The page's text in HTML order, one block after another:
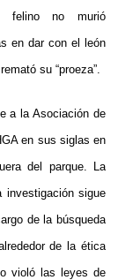
felino no murió
en dar con el león
su “proeza”.
a la Asociación de
en sus siglas en
del parque. La
investigación sigue
de la búsqueda
de la ética
violó las leyes de